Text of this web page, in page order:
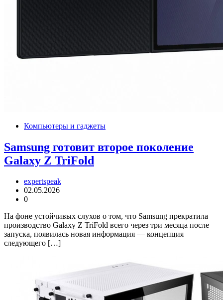
Компьютеры и гаджеты
Samsung готовит второе поколение
Galaxy Z TriFold
expertspeak
02.05.2026
0
На фоне устойчивых слухов о том, что Samsung прекратила
производство Galaxy Z TriFold всего через три месяца после
запуска, появилась новая информация — концепция
следующего […]